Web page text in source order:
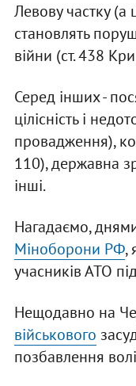
Левову частку
становлять
війни (ст. 438
Серед інших -
цілісність і
провадження),
110), державна
інші.
Нагадаємо,
Міноборони РФ,
учасників АТО
Нещодавно на
військового
позбавлення